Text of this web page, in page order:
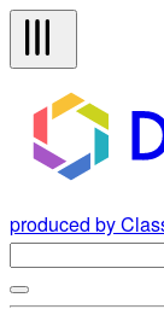
produced by